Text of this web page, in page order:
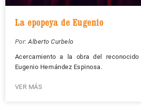
La epopeya de Eugenio
Por: Alberto Curbelo
Acercamiento a la obra del reconocido
Eugenio Hernández Espinosa.
VER MÁS